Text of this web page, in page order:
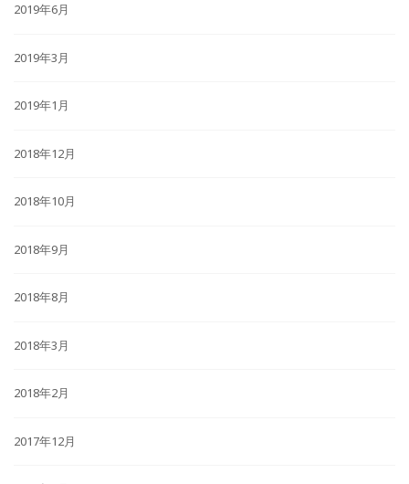
2019年6月
2019年3月
2019年1月
2018年12月
2018年10月
2018年9月
2018年8月
2018年3月
2018年2月
2017年12月